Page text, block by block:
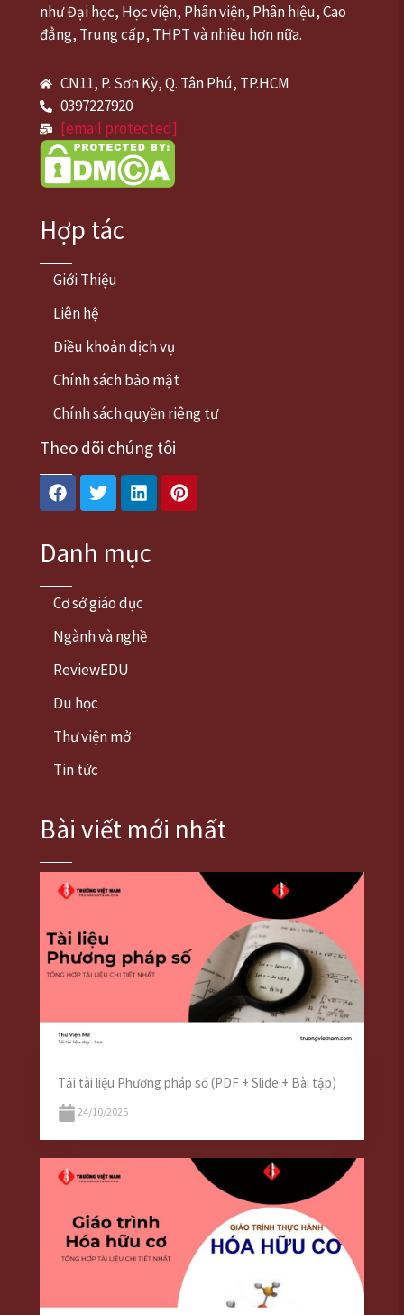
như Đại học, Học viện, Phân viện, Phân hiệu, Cao
đẳng, Trung cấp, THPT và nhiều hơn nữa.
CN11, P. Sơn Kỳ, Q. Tân Phú, TP.HCM
0397227920
[email protected]
Hợp tác
Giới Thiệu
Liên hệ
Điều khoản dịch vụ
Chính sách bảo mật
Chính sách quyền riêng tư
Theo dõi chúng tôi
FacebookTwitterLinkedinPinterest
Danh mục
Cơ sở giáo dục
Ngành và nghề
ReviewEDU
Du học
Thư viện mở
Tin tức
Bài viết mới nhất
Tải tài liệu Phương pháp số (PDF + Slide + Bài tập)
24/10/2025